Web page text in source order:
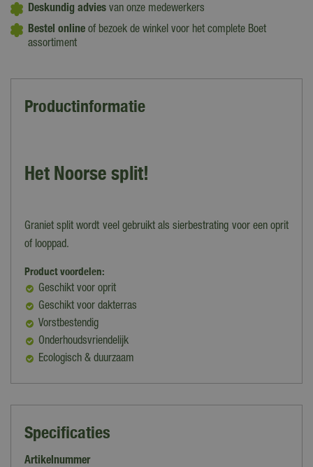
Deskundig advies van onze medewerkers
Bestel online of bezoek de winkel voor het complete Boet
assortiment
Productinformatie
Het Noorse split!
Graniet split wordt veel gebruikt als sierbestrating voor een oprit
of looppad.
Product voordelen:
Geschikt voor oprit
Geschikt voor dakterras
Vorstbestendig
Onderhoudsvriendelijk
Ecologisch & duurzaam
Specificaties
Artikelnummer